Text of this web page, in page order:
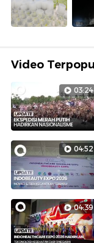
Video
03:24
04:52
04:39